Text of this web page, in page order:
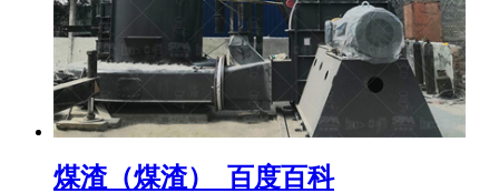
煤渣（煤渣）_百度百科